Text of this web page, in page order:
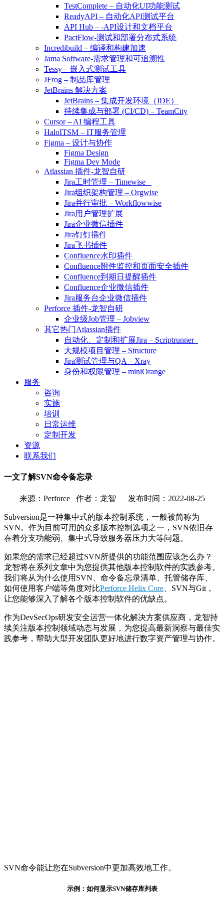
TestComplete – 自动化UI功能测试
ReadyAPI – 自动化API测试平台
API Hub – -API设计和文档平台
PactFlow-测试和部署分布式系统
Incredibuild – 编译和构建加速
Jama Software-需求管理和可追溯性
Tessy – 嵌入式测试工具
JFrog – 制品库管理
JetBrains 解决方案
JetBrains – 集成开发环境（IDE）
持续集成与部署 (CI/CD) – TeamCity
Cursor – AI 编程工具
HaloITSM – IT服务管理
Figma – 设计与协作
Figma Design
Figma Dev Mode
Atlassian 插件-龙智自研
Jira工时管理 – Timewise
Jira组织架构管理 – Orgwise
Jira并行审批 – Workflowwise
Jira用户管理扩展
Jira企业微信插件
Jira钉钉插件
Jira飞书插件
Confluence水印插件
Confluence附件监控和页面安全插件
Confluence到期日提醒插件
Confluence企业微信插件
Jira服务台企业微信插件
Perforce 插件-龙智自研
企业级Job管理 – Jobview
其它热门Atlassian插件
自动化、定制和扩展Jira – Scriptrunner
大规模项目管理 – Structure
Jira测试管理与QA – Xray
身份和权限管理 – miniOrange
服务
咨询
实施
培训
日常运维
定制开发
资源
联系我们
一文了解SVN命令备忘录
来源：Perforce 作者：龙智 发布时间：2022-08-25
Subversion是一种集中式的版本控制系统，一般被简称为
SVN。作为目前可用的众多版本控制选项之一，SVN依旧存
在着分支功能弱、集中式导致服务器压力大等问题。
如果您的需求已经超过SVN所提供的功能范围应该怎么办？
龙智将在系列文章中为您提供其他版本控制软件的实践参考。
我们将从为什么使用SVN、命令备忘录清单、托管储存库、
如何使用客户端等角度对比Perforce Helix Core 、SVN与Git，
让您能够深入了解各个版本控制软件的优缺点。
作为DevSecOps研发安全运营一体化解决方案供应商，龙智持
续关注版本控制领域动态与发展，为您提高最新洞察与最佳实
践参考，帮助大型开发团队更好地进行数字资产管理与协作。
SVN命令能让您在Subversion中更加高效地工作。
示例：如何显示SVN储存库列表